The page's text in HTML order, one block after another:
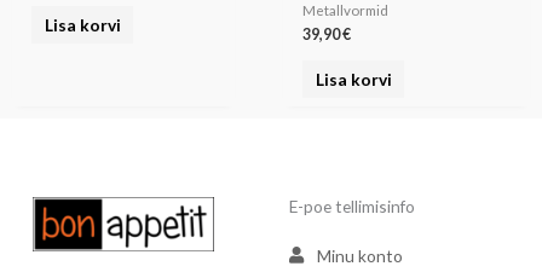
Lisa korvi
Metallvormid
39,90€
Lisa korvi
E-poe tellimisinfo
Minu konto